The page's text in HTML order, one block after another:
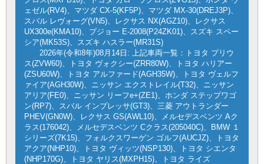
ェゼル(RV4)、マツダ CX-5(KF5P)、マツダ MX-30(DREJ3P)、
スバル レヴォーグ(VN5)、レクサス NX(AGZ10)、レクサス
UX300e(KMA10)、プジョー E-2008(P24ZK01)、スズキ スペー
シア(MK53S)、スズキ ハスラー(MR31S)
2026年(令和8年)08月14日: 上記車両一覧：トヨタ プリウ
ス(ZVW60)、トヨタ ヴォクシー(ZRR80W)、トヨタ ハリアー
(ZSU60W)、トヨタ アルファード(AGH35W)、トヨタ ヴェルフ
ァイア(AGH30W)、ニッサン エクストレイル(T32)、ニッサン
アリア(FE0)、ニッサン リーフe+(ZE1)、ホンダ ステップワゴ
ン(RP7)、スバル インプレッサ(GT3)、三菱 アウトランダー
PHEV(GN0W)、レクサス GS(AWL10)、メルセデスベンツ Aク
ラス(176042)、メルセデスベンツ Cクラス(205040C)、BMW １
シリーズ(7K15)、フォルクスワーゲン ゴルフ(AUCJZ)、トヨタ
アクア(NHP10)、トヨタ ヴィッツ(NSP130)、トヨタ シエンタ
(NHP170G)、トヨタ ヤリス(MXPH15)、トヨタ ライズ